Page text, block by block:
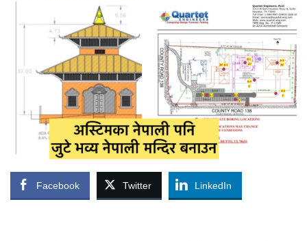
Facebook Twitter LinkedIn